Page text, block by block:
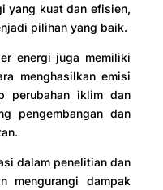
yang kuat dan efisien,
pilihan yang baik.
energi juga memiliki
menghasilkan emisi
perubahan iklim dan
pengembangan dan
dalam penelitian dan
mengurangi dampak